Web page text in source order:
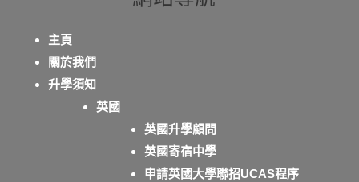
主頁
關於我們
升學須知
英國
英國升學顧問
英國寄宿中學
申請英國大學聯招UCAS程序